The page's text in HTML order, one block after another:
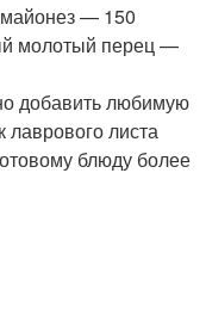
— 150
молотый перец —
добавить любимую
лаврового листа
блюду более